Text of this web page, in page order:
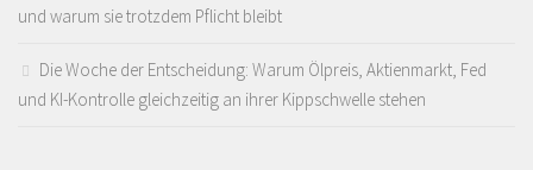
und warum sie trotzdem Pflicht bleibt
Die Woche der Entscheidung: Warum Ölpreis, Aktienmarkt, Fed
und KI-Kontrolle gleichzeitig an ihrer Kippschwelle stehen